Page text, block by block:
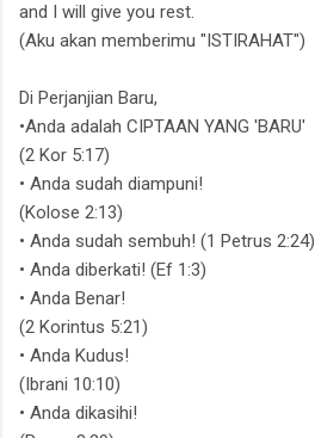
and I will give you rest.
(Aku akan memberimu "ISTIRAHAT")
Di Perjanjian Baru,
•Anda adalah CIPTAAN YANG 'BARU'
(2 Kor 5:17)
• Anda sudah diampuni!
(Kolose 2:13)
• Anda sudah sembuh! (1 Petrus 2:24)
• Anda diberkati! (Ef 1:3)
• Anda Benar!
(2 Korintus 5:21)
• Anda Kudus!
(Ibrani 10:10)
• Anda dikasihi!